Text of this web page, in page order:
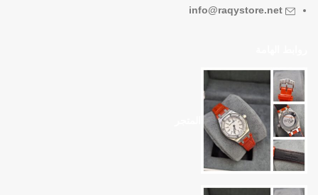
info@raqystore.net